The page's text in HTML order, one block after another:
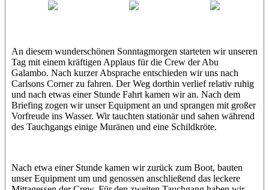
An diesem wunderschönen Sonntagmorgen starteten wir unseren
Tag mit einem kräftigen Applaus für die Crew der Abu
Galambo. Nach kurzer Absprache entschieden wir uns nach
Carlsons Corner zu fahren. Der Weg dorthin verlief relativ ruhig
und nach etwas einer Stunde Fahrt kamen wir an. Nach dem
Briefing zogen wir unser Equipment an und sprangen mit großer
Vorfreude ins Wasser. Wir tauchten stationär und sahen während
des Tauchgangs einige Muränen und eine Schildkröte.
Nach etwa einer Stunde kamen wir zurück zum Boot, bauten
unser Equipment um und genossen anschließend das leckere